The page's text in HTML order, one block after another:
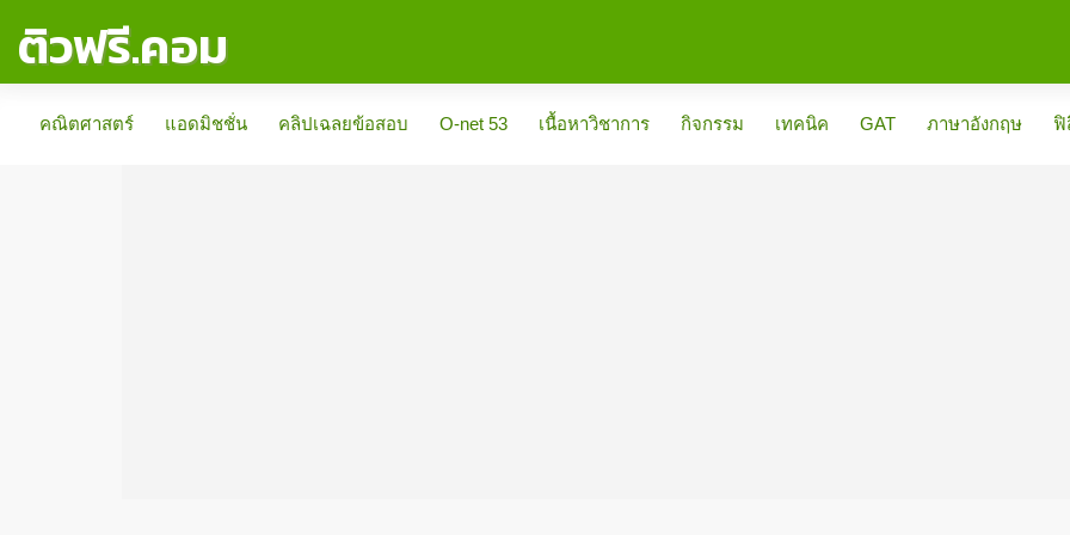
ติวฟรี.คอม
คณิตศาสตร์
แอดมิชชั่น คลิปเฉลยข้อสอบ O-net 53 เนื้อหาวิชาการ กิจกรรม เทคนิค GAT ภาษาอังกฤษ ฟิ